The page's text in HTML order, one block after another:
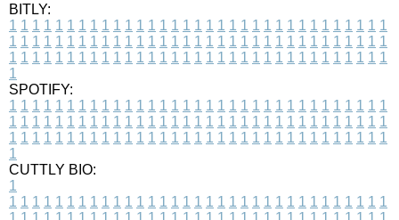
BITLY:
1 1 1 1 1 1 1 1 1 1 1 1 1 1 1 1 1 1 1 1 1 1 1 1 1 1 1 1 1 1 1 1 1
1 1 1 1 1 1 1 1 1 1 1 1 1 1 1 1 1 1 1 1 1 1 1 1 1 1 1 1 1 1 1 1 1
1 1 1 1 1 1 1 1 1 1 1 1 1 1 1 1 1 1 1 1 1 1 1 1 1 1 1 1 1 1 1 1 1
1
SPOTIFY:
1 1 1 1 1 1 1 1 1 1 1 1 1 1 1 1 1 1 1 1 1 1 1 1 1 1 1 1 1 1 1 1 1
1 1 1 1 1 1 1 1 1 1 1 1 1 1 1 1 1 1 1 1 1 1 1 1 1 1 1 1 1 1 1 1 1
1 1 1 1 1 1 1 1 1 1 1 1 1 1 1 1 1 1 1 1 1 1 1 1 1 1 1 1 1 1 1 1 1
1
CUTTLY BIO:
1
1 1 1 1 1 1 1 1 1 1 1 1 1 1 1 1 1 1 1 1 1 1 1 1 1 1 1 1 1 1 1 1 1